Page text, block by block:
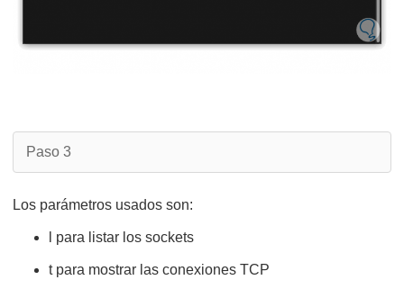
Paso 3
Los parámetros usados son:
l para listar los sockets
t para mostrar las conexiones TCP